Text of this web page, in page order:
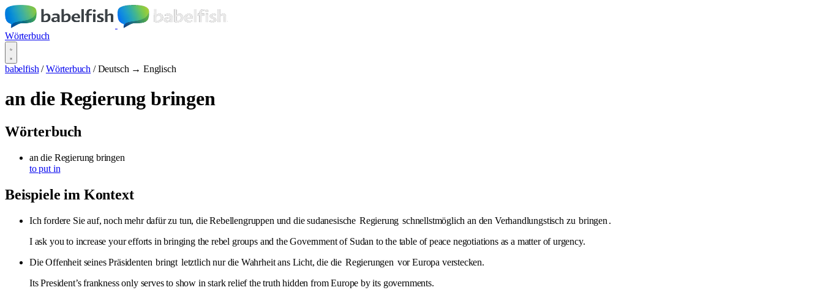
Wörterbuch
babelfish / Wörterbuch / Deutsch → Englisch
an die Regierung bringen
Wörterbuch
an die Regierung bringen
to put in
Beispiele im Kontext
Ich fordere Sie auf, noch mehr dafür zu tun, die Rebellengruppen und die sudanesische Regierung schnellstmöglich an den Verhandlungstisch zu bringen .
I ask you to increase your efforts in bringing the rebel groups and the Government of Sudan to the table of peace negotiations as a matter of urgency.
Die Offenheit seines Präsidenten bringt letztlich nur die Wahrheit ans Licht, die die Regierungen vor Europa verstecken.
Its President’s frankness only serves to show in stark relief the truth hidden from Europe by its governments.